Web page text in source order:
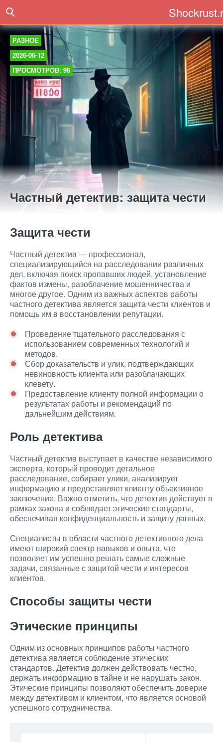
РАЗНОЕ
2026-06-12
ПРОСМОТРОВ: 96
Частный детектив: защита чести
Защита чести
Частный детектив — профессионал,
специализирующийся на расследовании различных
дел, включая поиск пропавших людей, установление
фактов измены, разоблачение мошенничества и
многое другое. Одним из важных аспектов работы
частного детектива является защита чести клиентов и
помощь им в восстановлении репутации.
Проведение тщательного расследования с
использованием современных технологий и
методов.
Сбор доказательств и улик, подтверждающих
невиновность клиента или разоблачающих
клевету.
Предоставление клиенту полной информации о
результатах работы и рекомендаций по
дальнейшим действиям.
Роль детектива
Частный детектив выступает в качестве независимого
эксперта, который проводит детальное
расследование, собирает улики, анализирует
информацию и предоставляет клиенту объективное
заключение. Важно отметить, что детектив действует в
рамках закона и соблюдает этические стандарты,
обеспечивая конфиденциальность и защиту данных.
Специалисты в области частного детективного дела
имеют широкий спектр навыков и опыта, что
позволяет им успешно решать самые сложные
задачи, связанные с защитой чести и интересов
клиентов.
Способы защиты чести
Этические принципы
Одним из основных принципов работы частного
детектива является соблюдение этических
стандартов. Детектив должен действовать честно,
держать информацию в тайне и не нарушать закон.
Этические принципы позволяют обеспечить доверие
между детективом и клиентом, что является основой
успешного сотрудничества.